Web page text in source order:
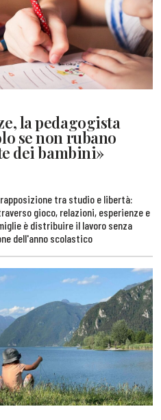
la pedagogista
se non rubano
dei bambini»
tra studio e libertà:
gioco, relazioni, esperienze e
è distribuire il lavoro senza
dell'anno scolastico